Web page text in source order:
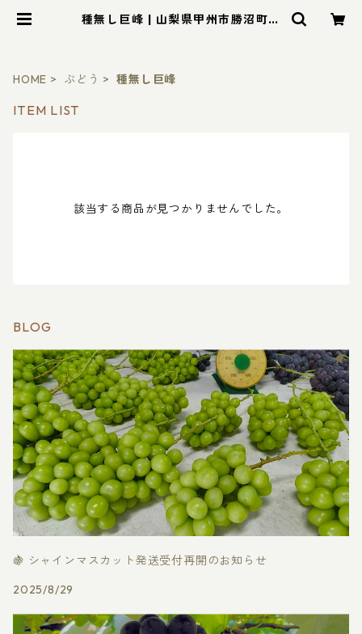
種無し巨峰 | 山梨県甲州市勝沼町天
HOME ぶどう 種無し巨峰
ITEM LIST
該当する商品が見つかりませんでした。
BLOG
🍇 シャインマスカット発送受付再開のお知らせ
2025/8/29